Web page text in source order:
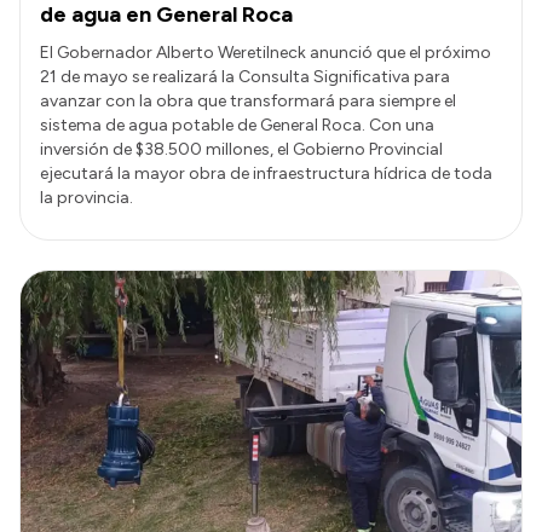
de agua en General Roca
El Gobernador Alberto Weretilneck anunció que el próximo
21 de mayo se realizará la Consulta Significativa para
avanzar con la obra que transformará para siempre el
sistema de agua potable de General Roca. Con una
inversión de $38.500 millones, el Gobierno Provincial
ejecutará la mayor obra de infraestructura hídrica de toda
la provincia.